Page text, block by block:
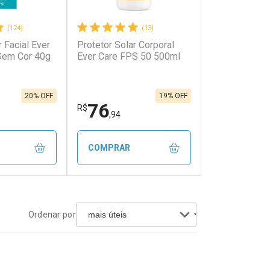
cada
cada
Ativar Desconto
Por R$ 327,75/cada
Por R$ 327,75/cada
(124)
Facial Ever
Cor 40g
20% OFF
(13)
Protetor Solar Corporal
Ever Care FPS 50 500ml
R$76,94
19% OFF
COMPRAR
Laboratório
Por Menos
Ordenar por